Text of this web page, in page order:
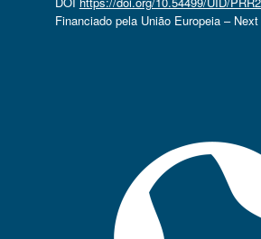
Financiado pela União Europeia –